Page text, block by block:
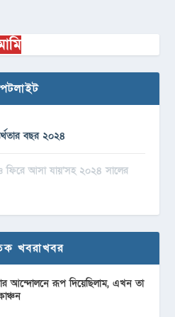
বছর ২০২৪
আসা যায়’সহ ২০২৪ সালের
খবরাখবর
আন্দোলনে রূপ দিয়েছিলাম, এখন তা